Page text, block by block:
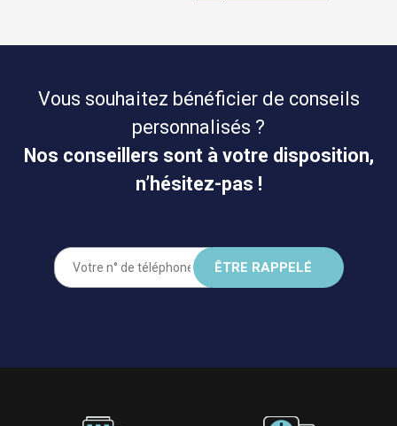
Vous souhaitez bénéficier de conseils
personnalisés ?
Nos conseillers sont à votre disposition,
n’hésitez-pas !